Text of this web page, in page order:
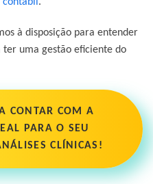
contábil.
à disposição para entender
ter uma gestão eficiente do
CONTAR COM A
PARA O SEU
CLÍNICAS!